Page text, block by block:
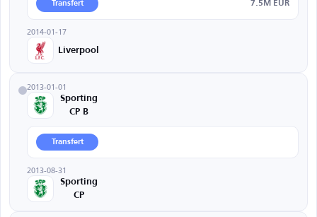
Transfert 7.5M EUR
2014-01-17
Liverpool
2013-01-01
Sporting
CP B
Transfert
2013-08-31
Sporting
CP